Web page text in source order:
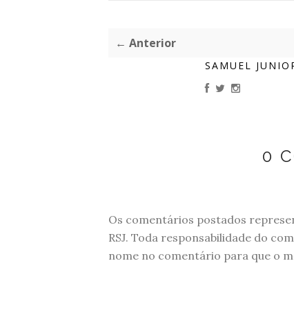
← Anterior
SAMUEL
0
Os comentários postados
RSJ. Toda responsabilidade do
nome no comentário para que o